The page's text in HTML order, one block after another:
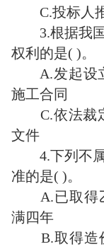
C.投标人推
3.根据我国
权利的是( )。
A.发起设立
施工合同
C.依法裁定
文件
4.下列不属
准的是( )。
A.已取得乙
满四年
B.取得造价